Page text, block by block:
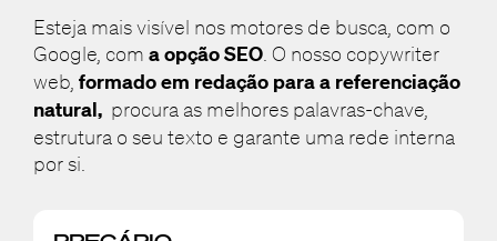
Esteja mais visível nos motores de busca, com o
Google, com a opção SEO. O nosso copywriter
web, formado em redação para a referenciação
natural, procura as melhores palavras-chave,
estrutura o seu texto e garante uma rede interna
por si.